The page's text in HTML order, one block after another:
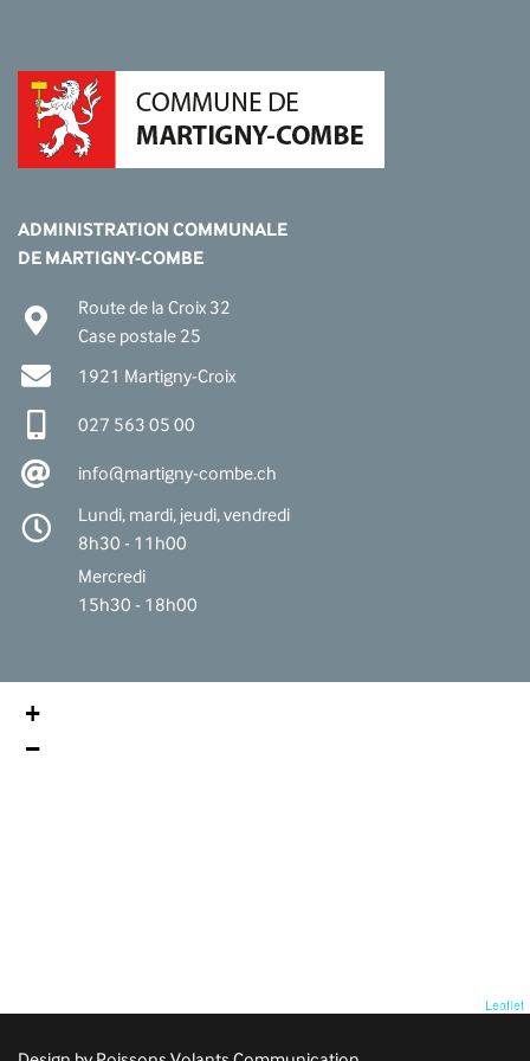
ADMINISTRATION COMMUNALE
DE MARTIGNY-COMBE
Route de la Croix 32
Case postale 25
1921 Martigny-Croix
027 563 05 00
info@martigny-combe.ch
Lundi, mardi, jeudi, vendredi
8h30 - 11h00
Mercredi
15h30 - 18h00
+
−
Leaflet